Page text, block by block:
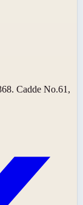
Cadde No.61,